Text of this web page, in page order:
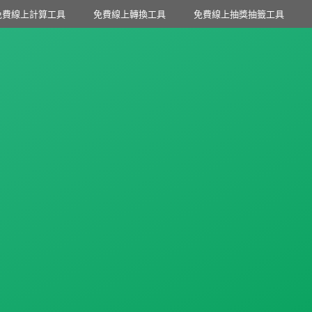
線上計算工具 免費線上轉換工具 免費線上抽獎抽籤工具